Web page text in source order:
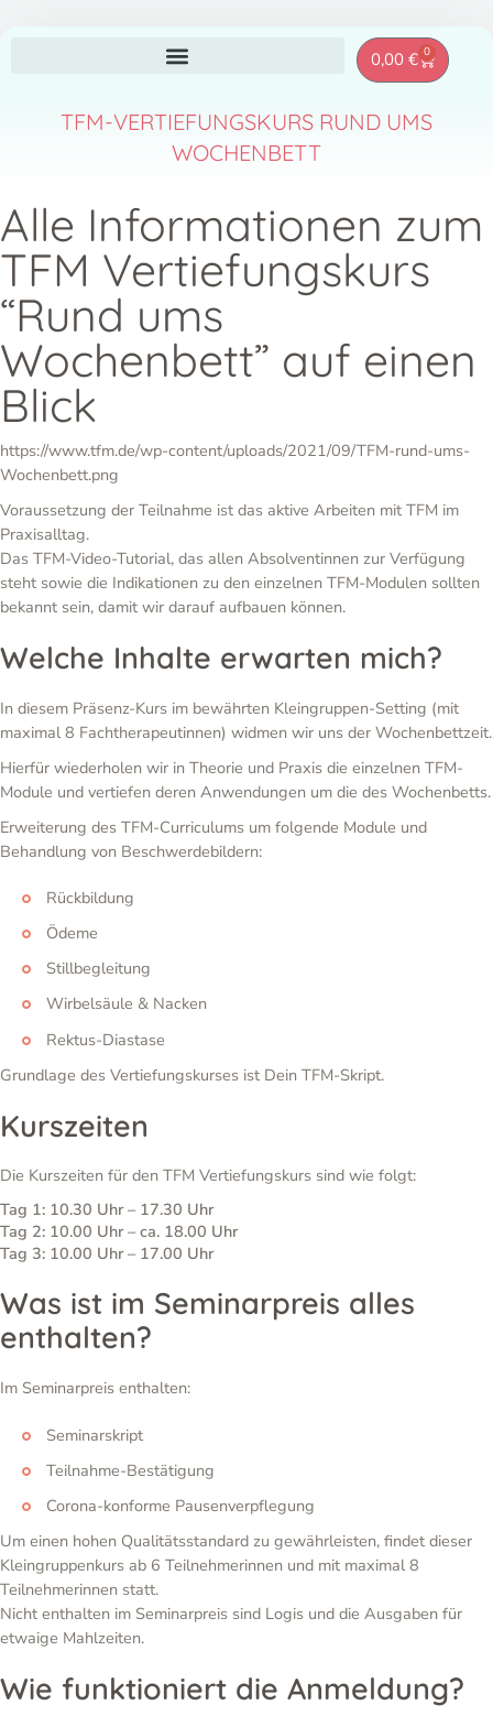
0,00 € 0
TFM-VERTIEFUNGSKURS RUND UMS
WOCHENBETT
Alle Informationen zum
TFM Vertiefungskurs
“Rund ums
Wochenbett” auf einen
Blick
https://www.tfm.de/wp-content/uploads/2021/09/TFM-rund-ums-
Wochenbett.png
Voraussetzung der Teilnahme ist das aktive Arbeiten mit TFM im
Praxisalltag.
Das TFM-Video-Tutorial, das allen Absolventinnen zur Verfügung
steht sowie die Indikationen zu den einzelnen TFM-Modulen sollten
bekannt sein, damit wir darauf aufbauen können.
Welche Inhalte erwarten mich?
In diesem Präsenz-Kurs im bewährten Kleingruppen-Setting (mit
maximal 8 Fachtherapeutinnen) widmen wir uns der Wochenbettzeit.
Hierfür wiederholen wir in Theorie und Praxis die einzelnen TFM-
Module und vertiefen deren Anwendungen um die des Wochenbetts.
Erweiterung des TFM-Curriculums um folgende Module und
Behandlung von Beschwerdebildern:
Rückbildung
Ödeme
Stillbegleitung
Wirbelsäule & Nacken
Rektus-Diastase
Grundlage des Vertiefungskurses ist Dein TFM-Skript.
Kurszeiten
Die Kurszeiten für den TFM Vertiefungskurs sind wie folgt:
Tag 1: 10.30 Uhr – 17.30 Uhr
Tag 2: 10.00 Uhr – ca. 18.00 Uhr
Tag 3: 10.00 Uhr – 17.00 Uhr
Was ist im Seminarpreis alles
enthalten?
Im Seminarpreis enthalten:
Seminarskript
Teilnahme-Bestätigung
Corona-konforme Pausenverpflegung
Um einen hohen Qualitätsstandard zu gewährleisten, findet dieser
Kleingruppenkurs ab 6 Teilnehmerinnen und mit maximal 8
Teilnehmerinnen statt.
Nicht enthalten im Seminarpreis sind Logis und die Ausgaben für
etwaige Mahlzeiten.
Wie funktioniert die Anmeldung?